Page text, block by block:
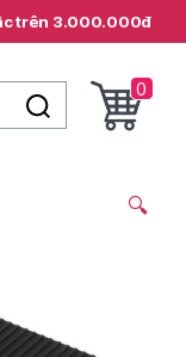
trên 3.000.000đ
0
🔍